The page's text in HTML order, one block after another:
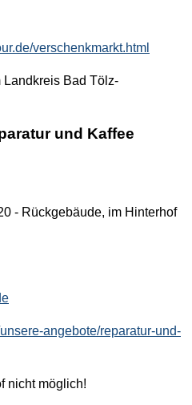
verschenkmarkt.html
Bad Tölz-
und Kaffee
- Rückgebäude, im Hinterhof
angebote/reparatur-und-
nicht möglich!